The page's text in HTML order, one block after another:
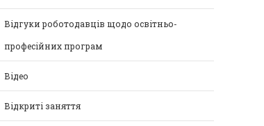
Відгуки роботодавців щодо освітньо-
професійних програм
Відео
Відкриті заняття